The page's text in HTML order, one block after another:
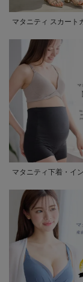
マタニティ スカート
マタニティ下着・イ